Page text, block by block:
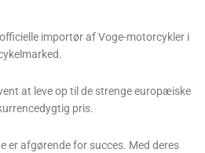
importør af Voge-motorcykler i
at leve op til de strenge europæiske
pris.
er afgørende for succes. Med deres